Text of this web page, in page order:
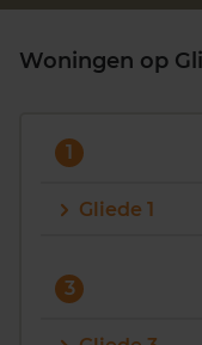
Zoek een woning
Woningen op
1
Gliede 1
3